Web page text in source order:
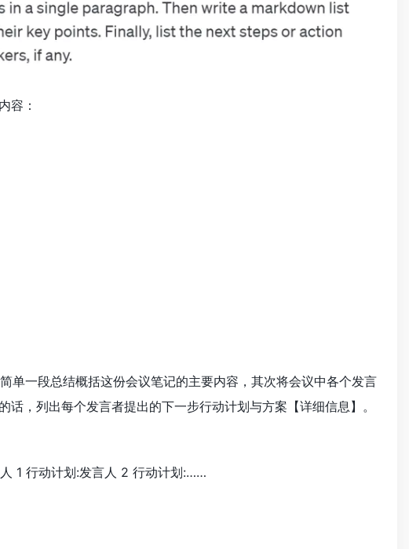
容：
单一段总结概括这份会议笔记的主要内容，其次将会议中各个发言
，列出每个发言者提出的下一步行动计划与方案【详细信息】。
1 行动计划:发言人 2 行动计划:……